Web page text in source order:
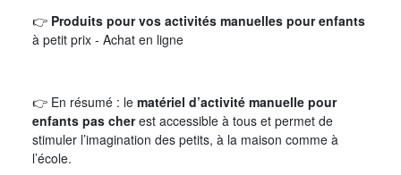
👉 Produits pour vos activités manuelles pour enfants
à petit prix - Achat en ligne
👉 En résumé : le matériel d’activité manuelle pour
enfants pas cherest accessible à tous et permet de
stimuler l’imagination des petits, à la maison comme à
l’école.